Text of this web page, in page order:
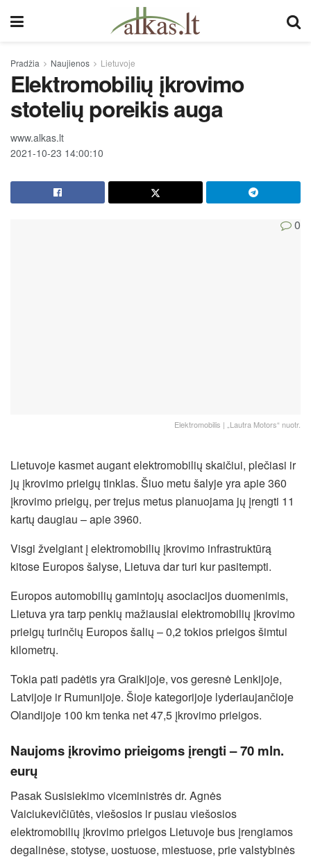
Pradžia Naujienos Lietuvoje
Elektromobilių įkrovimo
stotelių poreikis auga
www.alkas.lt
2021-10-23 14:00:10
0
Elektromobilis | „Lautra Motors“ nuotr.
Lietuvoje kasmet augant elektromobilių skaičiui, plečiasi ir
jų įkrovimo prieigų tinklas. Šiuo metu šalyje yra apie 360
įkrovimo prieigų, per trejus metus planuojama jų įrengti 11
kartų daugiau – apie 3960.
Visgi žvelgiant į elektromobilių įkrovimo infrastruktūrą
kitose Europos šalyse, Lietuva dar turi kur pasitempti.
Europos automobilių gamintojų asociacijos duomenimis,
Lietuva yra tarp penkių mažiausiai elektromobilių įkrovimo
prieigų turinčių Europos šalių – 0,2 tokios prieigos šimtui
kilometrų.
Tokia pati padėtis yra Graikijoje, vos geresnė Lenkijoje,
Latvijoje ir Rumunijoje. Šioje kategorijoje lyderiaujančioje
Olandijoje 100 km tenka net 47,5 įkrovimo prieigos.
Naujoms įkrovimo prieigoms įrengti – 70 mln.
eurų
Pasak Susisiekimo viceministrės dr. Agnės
Vaiciukevičiūtės, viešosios ir pusiau viešosios
elektromobilių įkrovimo prieigos Lietuvoje bus įrengiamos
degalinėse, stotyse, uostuose, miestuose, prie valstybinės